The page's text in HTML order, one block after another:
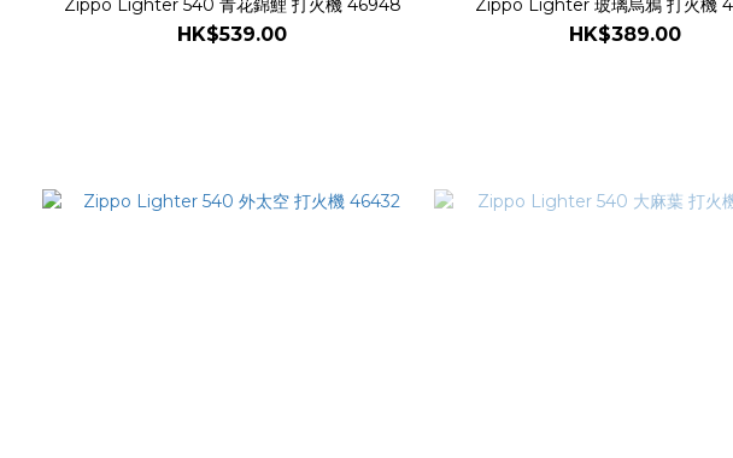
Zippo Lighter 540 青花錦鯉 打火機 46948
HK$539.00
Zippo Lighter 玻璃烏鴉 打火機
HK$389.00